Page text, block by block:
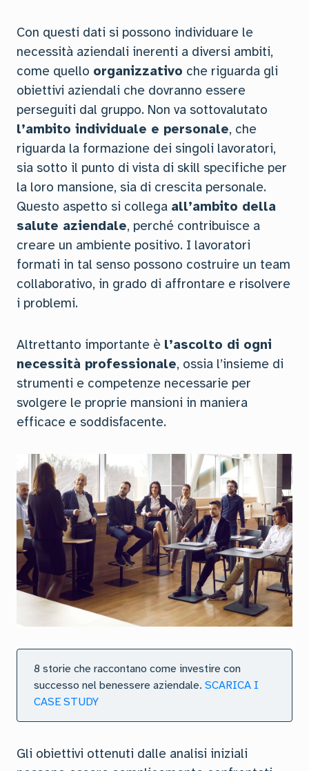
Con questi dati si possono individuare le
necessità aziendali inerenti a diversi ambiti,
come quello organizzativo che riguarda gli
obiettivi aziendali che dovranno essere
perseguiti dal gruppo. Non va sottovalutato
l’ambito individuale e personale, che
riguarda la formazione dei singoli lavoratori,
sia sotto il punto di vista di skill specifiche per
la loro mansione, sia di crescita personale.
Questo aspetto si collega all’ambito della
salute aziendale, perché contribuisce a
creare un ambiente positivo. I lavoratori
formati in tal senso possono costruire un team
collaborativo, in grado di affrontare e risolvere
i problemi.
Altrettanto importante è l’ascolto di ogni
necessità professionale, ossia l’insieme di
strumenti e competenze necessarie per
svolgere le proprie mansioni in maniera
efficace e soddisfacente.
8 storie che raccontano come investire con
successo nel benessere aziendale. SCARICA I
CASE STUDY
Gli obiettivi ottenuti dalle analisi iniziali